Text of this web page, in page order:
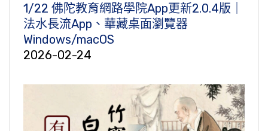
1/22 佛陀教育網路學院App更新2.0.4版｜
法水長流App、華藏桌面瀏覽器
Windows/macOS
2026-02-24